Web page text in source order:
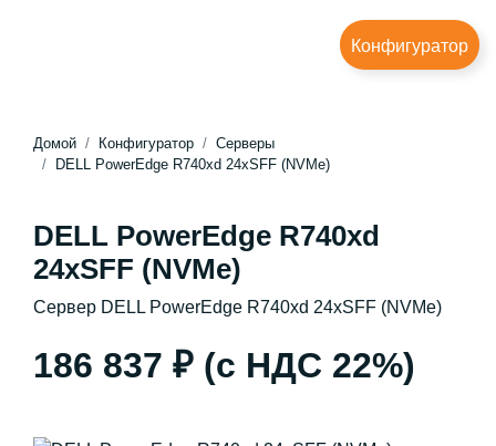
Конфигуратор
Домой Конфигуратор
Серверы
DELL PowerEdge R740xd 24xSFF (NVMe)
DELL PowerEdge R740xd
24xSFF (NVMe)
Сервер DELL PowerEdge R740xd 24xSFF (NVMe)
186 837 ₽ (с НДС 22%)